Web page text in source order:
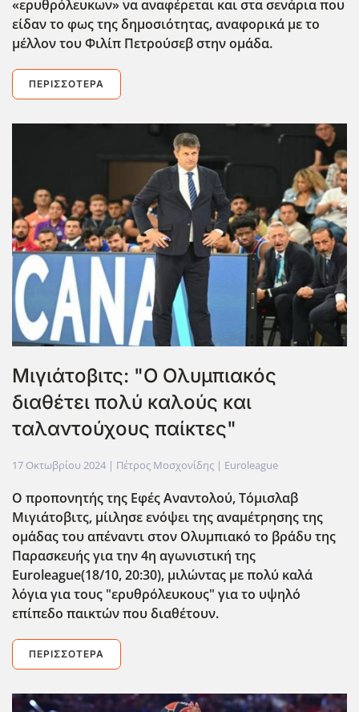
«ερυθρόλευκων» να αναφέρεται και στα σενάρια που
είδαν το φως της δημοσιότητας, αναφορικά με το
μέλλον του Φιλίπ Πετρούσεβ στην ομάδα.
ΠΕΡΙΣΣΌΤΕΡΑ
Μιγιάτοβιτς: "Ο Ολυμπιακός
διαθέτει πολύ καλούς και
ταλαντούχους παίκτες"
17 Οκτωβρίου 2024 | Πέτρος Μοσχονίδης | Euroleague
Ο προπονητ΄ης της Εφές Αναντολού, Τόμισλαβ
Μιγιάτοβιτς, μίιλησε ενόψει της αναμέτρησης της
ομ΄αδας του απέναντι στον Ολυμπιακό το βράδυ της
Παρασκευής για την 4η αγωνιστική της
Euroleague(18/10, 20:30), μιλώντας με πολύ καλά
λόγια για τους "ερυθρόλευκους" για το υψηλό
επίπεδο παικτών που διαθέτουν.
ΠΕΡΙΣΣΌΤΕΡΑ